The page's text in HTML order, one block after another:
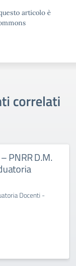
articolo è
correlati
PNRR D.M.
Docenti -